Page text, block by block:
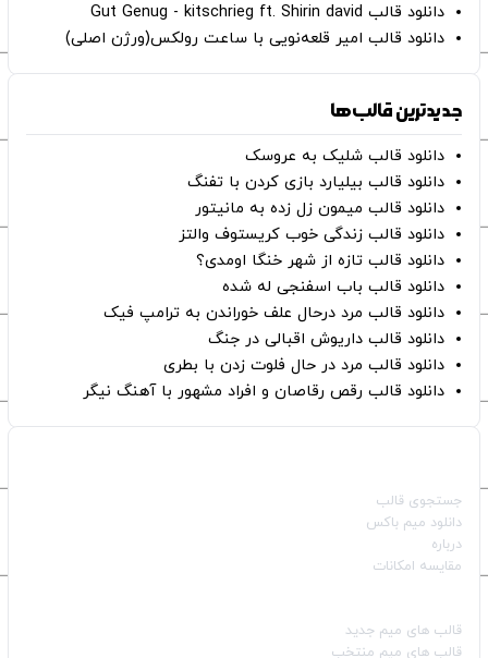
دانلود قالب Gut Genug - kitschrieg ft. Shirin david
دانلود قالب امیر قلعه‌نویی با ساعت رولکس(ورژن اصلی)
جدیدترین قالب‌ها
دانلود قالب شلیک به عروسک
دانلود قالب بیلیارد بازی کردن با تفنگ
دانلود قالب میمون زل زده به مانیتور
دانلود قالب زندگی خوب کریستوف والتز
دانلود قالب تازه از شهر خنگا اومدی؟
دانلود قالب باب اسفنجی له شده
دانلود قالب مرد درحال علف خوراندن به ترامپ فیک
دانلود قالب داریوش اقبالی در جنگ
دانلود قالب مرد در حال فلوت زدن با بطری
دانلود قالب رقص رقاصان و افراد مشهور با آهنگ نیگر
جستجوی قالب
دانلود میم باکس
درباره
مقایسه امکانات
قالب‌ های میم جدید
قالب‌ های میم منتخب